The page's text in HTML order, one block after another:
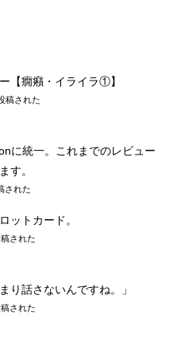
【癇癪・イライラ①】
稿された
に統一。これまでのレビュー
す。
された
ットカード。
された
り話さないんですね。」
された